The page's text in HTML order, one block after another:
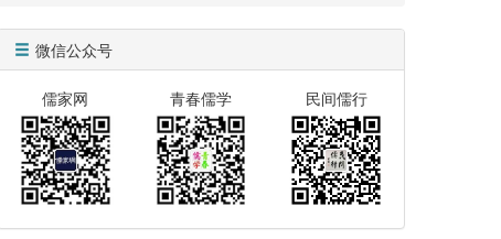
微信公众号
儒家网 青春儒学 民间儒行